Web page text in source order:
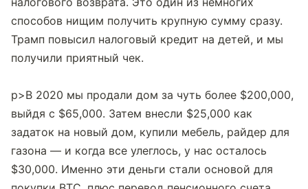
способов нищим получить крупную сумму сразу.
Трамп повысил налоговый кредит на детей, и мы
получили приятный чек.
p>В 2020 мы продали дом за чуть более $200,000,
выйдя с $65,000. Затем внесли $25,000 как
задаток на новый дом, купили мебель, райдер для
газона — и когда все улеглось, у нас осталось
$30,000. Именно эти деньги стали основой для